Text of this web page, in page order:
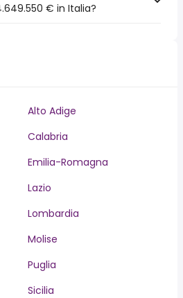
€ in Italia?
Alto Adige
Calabria
Emilia-Romagna
Lazio
Lombardia
Molise
Puglia
Sicilia